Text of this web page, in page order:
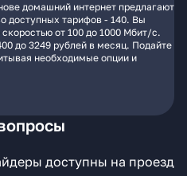
домашний интернет предлагают
доступных тарифов - 140. Вы
от 100 до 1000 Мбит/с.
до 3249 рублей в месяц. Подайте
необходимые опции и
доступны на проезд